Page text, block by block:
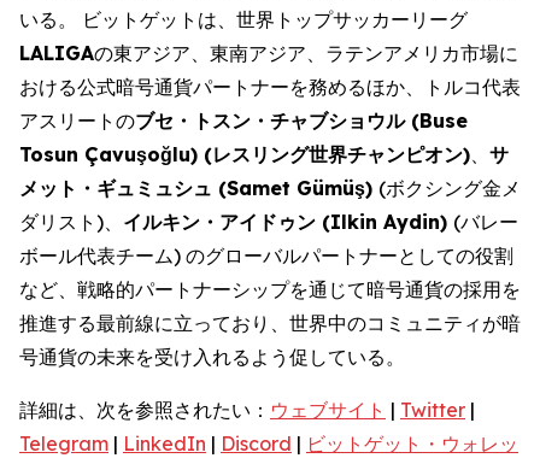
いる。 ビットゲットは、世界トップサッカーリーグ
LALIGAの東アジア、東南アジア、ラテンアメリカ市場に
おける公式暗号通貨パートナーを務めるほか、トルコ代表
アスリートのブセ・トスン・チャブショウル(Buse
Tosun Çavuşoğlu) (レスリング世界チャンピオン)、 サ
メット・ギュミュシュ (Samet Gümüş) (ボクシング金メ
ダリスト)、 イルキン・アイドゥン (Ilkin Aydin) (バレー
ボール代表チーム) のグローバルパートナーとしての役割
など、戦略的パートナーシップを通じて暗号通貨の採用を
推進する最前線に立っており、世界中のコミュニティが暗
号通貨の未来を受け入れるよう促している。
詳細は、次を参照されたい： ウェブサイト | Twitter |
Telegram | LinkedIn | Discord | ビットゲット・ウォレッ